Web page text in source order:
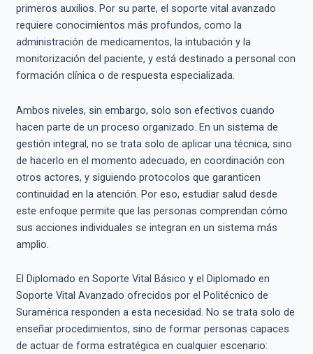
primeros auxilios. Por su parte, el soporte vital avanzado
requiere conocimientos más profundos, como la
administración de medicamentos, la intubación y la
monitorización del paciente, y está destinado a personal con
formación clínica o de respuesta especializada.
Ambos niveles, sin embargo, solo son efectivos cuando
hacen parte de un proceso organizado. En un sistema de
gestión integral, no se trata solo de aplicar una técnica, sino
de hacerlo en el momento adecuado, en coordinación con
otros actores, y siguiendo protocolos que garanticen
continuidad en la atención. Por eso, estudiar salud desde
este enfoque permite que las personas comprendan cómo
sus acciones individuales se integran en un sistema más
amplio.
El Diplomado en Soporte Vital Básico y el Diplomado en
Soporte Vital Avanzado ofrecidos por el Politécnico de
Suramérica responden a esta necesidad. No se trata solo de
enseñar procedimientos, sino de formar personas capaces
de actuar de forma estratégica en cualquier escenario: